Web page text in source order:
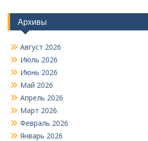
Архивы
Август 2026
Июль 2026
Июнь 2026
Май 2026
Апрель 2026
Март 2026
Февраль 2026
Январь 2026